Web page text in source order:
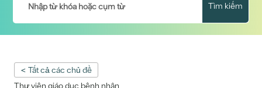
Tìm kiếm
< Tất cả các chủ đề
Thư viện giáo dục bệnh nhân